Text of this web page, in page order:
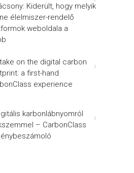
Kiderült, hogy melyik
élelmiszer-rendelő
weboldala a
on the digital carbon
a first-hand
experience
karbonlábnyomról
– CarbonClass